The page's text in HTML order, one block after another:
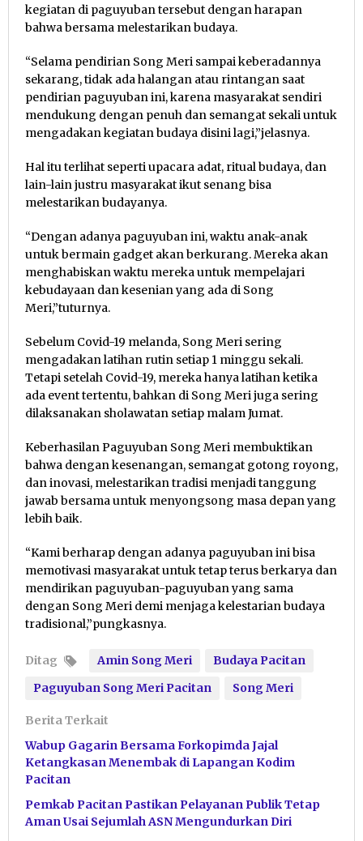
kegiatan di paguyuban tersebut dengan harapan
bahwa bersama melestarikan budaya.
“Selama pendirian Song Meri sampai keberadannya
sekarang, tidak ada halangan atau rintangan saat
pendirian paguyuban ini, karena masyarakat sendiri
mendukung dengan penuh dan semangat sekali untuk
mengadakan kegiatan budaya disini lagi,”jelasnya.
Hal itu terlihat seperti upacara adat, ritual budaya, dan
lain-lain justru masyarakat ikut senang bisa
melestarikan budayanya.
“Dengan adanya paguyuban ini, waktu anak-anak
untuk bermain gadget akan berkurang. Mereka akan
menghabiskan waktu mereka untuk mempelajari
kebudayaan dan kesenian yang ada di Song
Meri,”tuturnya.
Sebelum Covid-19 melanda, Song Meri sering
mengadakan latihan rutin setiap 1 minggu sekali.
Tetapi setelah Covid-19, mereka hanya latihan ketika
ada event tertentu, bahkan di Song Meri juga sering
dilaksanakan sholawatan setiap malam Jumat.
Keberhasilan Paguyuban Song Meri membuktikan
bahwa dengan kesenangan, semangat gotong royong,
dan inovasi, melestarikan tradisi menjadi tanggung
jawab bersama untuk menyongsong masa depan yang
lebih baik.
“Kami berharap dengan adanya paguyuban ini bisa
memotivasi masyarakat untuk tetap terus berkarya dan
mendirikan paguyuban-paguyuban yang sama
dengan Song Meri demi menjaga kelestarian budaya
tradisional,”pungkasnya.
Ditag Amin Song Meri
Budaya Pacitan
Paguyuban Song Meri Pacitan
Song Meri
Berita Terkait
Wabup Gagarin Bersama Forkopimda Jajal
Ketangkasan Menembak di Lapangan Kodim
Pacitan
Pemkab Pacitan Pastikan Pelayanan Publik Tetap
Aman Usai Sejumlah ASN Mengundurkan Diri